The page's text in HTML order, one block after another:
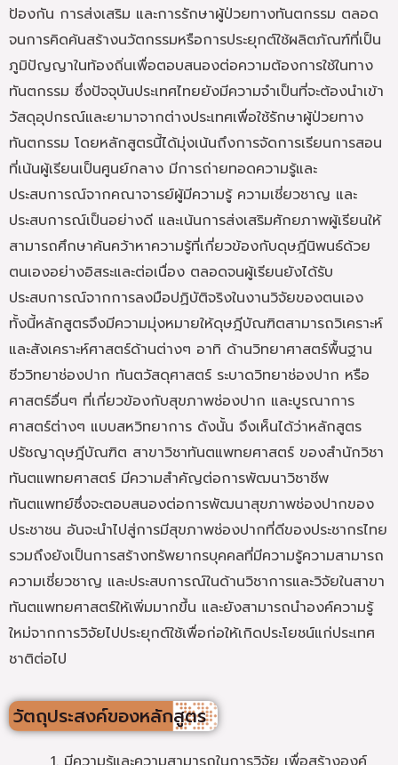
ป้องกัน การส่งเสริม และการรักษาผู้ป่วยทางทันตกรรม ตลอด
จนการคิดค้นสร้างนวัตกรรมหรือการประยุกต์ใช้ผลิตภัณฑ์ที่เป็น
ภูมิปัญญาในท้องถิ่นเพื่อตอบสนองต่อความต้องการใช้ในทาง
ทันตกรรม ซึ่งปัจจุบันประเทศไทยยังมีความจำเป็นที่จะต้องนำเข้า
วัสดุอุปกรณ์และยามาจากต่างประเทศเพื่อใช้รักษาผู้ป่วยทาง
ทันตกรรม โดยหลักสูตรนี้ได้มุ่งเน้นถึงการจัดการเรียนการสอน
ที่เน้นผู้เรียนเป็นศูนย์กลาง มีการถ่ายทอดความรู้และ
ประสบการณ์จากคณาจารย์ผู้มีความรู้ ความเชี่ยวชาญ และ
ประสบการณ์เป็นอย่างดี และเน้นการส่งเสริมศักยภาพผู้เรียนให้
สามารถศึกษาค้นคว้าหาความรู้ที่เกี่ยวข้องกับดุษฎีนิพนธ์ด้วย
ตนเองอย่างอิสระและต่อเนื่อง ตลอดจนผู้เรียนยังได้รับ
ประสบการณ์จากการลงมือปฏิบัติจริงในงานวิจัยของตนเอง
ทั้งนี้หลักสูตรจึงมีความมุ่งหมายให้ดุษฎีบัณฑิตสามารถวิเคราะห์
และสังเคราะห์ศาสตร์ด้านต่างๆ อาทิ ด้านวิทยาศาสตร์พื้นฐาน
ชีววิทยาช่องปาก ทันตวัสดุศาสตร์ ระบาดวิทยาช่องปาก หรือ
ศาสตร์อื่นๆ ที่เกี่ยวข้องกับสุขภาพช่องปาก และบูรณาการ
ศาสตร์ต่างๆ แบบสหวิทยาการ ดังนั้น จึงเห็นได้ว่าหลักสูตร
ปรัชญาดุษฎีบัณฑิต สาขาวิชาทันตแพทยศาสตร์ ของสำนักวิชา
ทันตแพทยศาสตร์ มีความสำคัญต่อการพัฒนาวิชาชีพ
ทันตแพทย์ซึ่งจะตอบสนองต่อการพัฒนาสุขภาพช่องปากของ
ประชาชน อันจะนำไปสู่การมีสุขภาพช่องปากที่ดีของประชากรไทย
รวมถึงยังเป็นการสร้างทรัพยากรบุคคลที่มีความรู้ความสามารถ
ความเชี่ยวชาญ และประสบการณ์ในด้านวิชาการและวิจัยในสาขา
ทันตแพทยศาสตร์ให้เพิ่มมากขึ้น และยังสามารถนำองค์ความรู้
ใหม่จากการวิจัยไปประยุกต์ใช้เพื่อก่อให้เกิดประโยชน์แก่ประเทศ
ชาติต่อไป
วัตถุประสงค์ของหลักสูตร